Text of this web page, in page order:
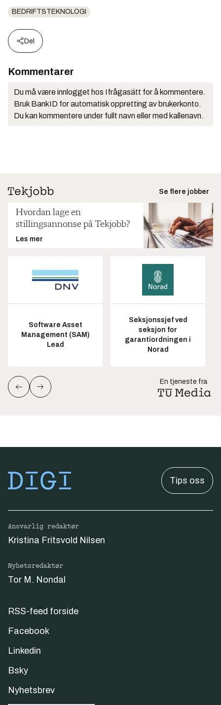
BEDRIFTSTEKNOLOGI
Del
Kommentarer
Du må være innlogget hos Ifrågasätt for å kommentere.
Bruk BankID for automatisk oppretting av brukerkonto.
Du kan kommentere under fullt navn eller med kallenavn.
Se flere jobber
Hvordan lage en
stillingsannonse på Tekjobb?
Les mer
Software Asset
Management (SAM)
Lead
Seksjonssjef ved
seksjon for
garantiordningen i
Norad
En tjeneste fra
Tips oss
Ansvarlig redaktør
Kristina Fritsvold Nilsen
Nyhetsredaktør
Tor M. Nondal
RSS-feed forside
Facebook
Linkedin
Bsky
Nyhetsbrev